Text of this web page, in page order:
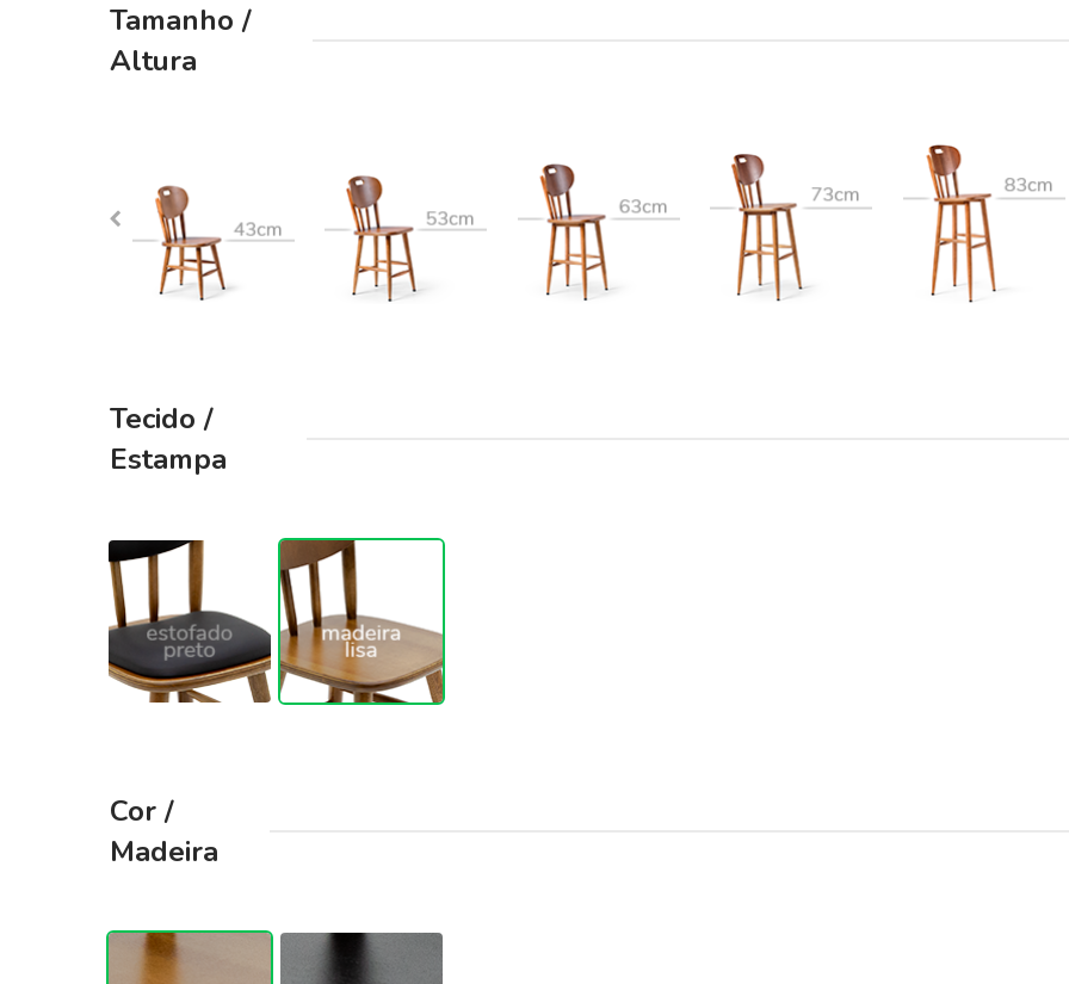
beginning
the
Tamanho /
Altura
Tecido /
Estampa
Cor /
Madeira